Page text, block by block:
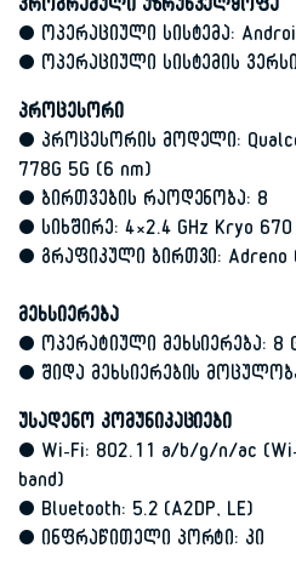
პროგრამული უზრუნველყოფა
• ოპერაციული სისტემა:
• ოპერაციული სისტემის
პროცესორი
• პროცესორის მოდელი:
778G 5G (6 nm)
• ბირთვების რაოდენობა: 8
• სიხშირე: 4×2.4 GHz Kryo
• გრაფიკული ბირთვი: Adreno
მეხსიერება
• ოპერატიული მეხსიერება: 8
• შიდა მეხსიერების
უსადენო კომუნიკაციები
• Wi-Fi: 802.11 a/b/g/n/ac
band)
• Bluetooth: 5.2 (A2DP, LE)
• ინფრაწითელი პორტი: კი